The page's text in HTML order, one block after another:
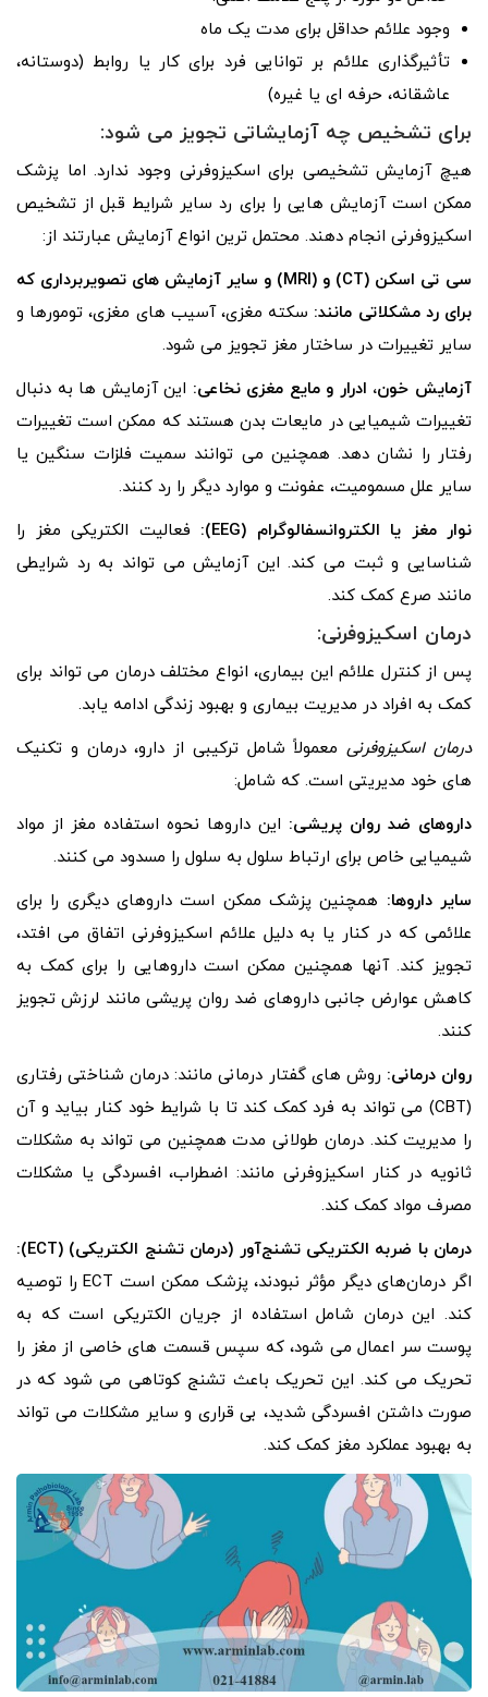
وجود علائم حداقل برای مدت یک ماه
تأثیرگذاری علائم بر توانایی فرد برای کار یا روابط (دوستانه،
عاشقانه، حرفه ای یا غیره)
برای تشخیص چه آزمایشاتی تجویز می شود:
هیچ آزمایش تشخیصی برای اسکیزوفرنی وجود ندارد. اما پزشک
ممکن است آزمایش هایی را برای رد سایر شرایط قبل از تشخیص
اسکیزوفرنی انجام دهند. محتمل ترین انواع آزمایش عبارتند از:
سی تی اسکن (CT) و (MRI) و سایر آزمایش های تصویربرداری که
برای رد مشکلاتی مانند: سکته مغزی، آسیب های مغزی، تومورها و
سایر تغییرات در ساختار مغز تجویز می شود.
آزمایش خون، ادرار و مایع مغزی نخاعی: این آزمایش ها به دنبال
تغییرات شیمیایی در مایعات بدن هستند که ممکن است تغییرات
رفتار را نشان دهد. همچنین می توانند سمیت فلزات سنگین یا
سایر علل مسمومیت، عفونت و موارد دیگر را رد کنند.
نوار مغز یا الکتروانسفالوگرام (EEG):
فعالیت الکتریکی مغز را
شناسایی و ثبت می کند. این آزمایش می تواند به رد شرایطی
مانند صرع کمک کند.
درمان اسکیزوفرنی:
پس از کنترل علائم این بیماری، انواع مختلف درمان می تواند برای
کمک به افراد در مدیریت بیماری و بهبود زندگی ادامه یابد.
درمان اسکیزوفرنیمعمولاً شامل ترکیبی از دارو، درمان و تکنیک
های خود مدیریتی است. که شامل:
داروهای ضد روان پریشی: این داروها نحوه استفاده مغز از مواد
شیمیایی خاص برای ارتباط سلول به سلول را مسدود می کنند.
سایر داروها: همچنین پزشک ممکن است داروهای دیگری را برای
علائمی که در کنار یا به دلیل علائم اسکیزوفرنی اتفاق می افتد،
تجویز کند. آنها همچنین ممکن است داروهایی را برای کمک به
کاهش عوارض جانبی داروهای ضد روان پریشی مانند لرزش تجویز
کنند.
روان درمانی: روش های گفتار درمانی مانند: درمان شناختی رفتاری
(CBT) می تواند به فرد کمک کند تا با شرایط خود کنار بیاید و آن
را مدیریت کند. درمان طولانی مدت همچنین می تواند به مشکلات
ثانویه در کنار اسکیزوفرنی مانند: اضطراب، افسردگی یا مشکلات
مصرف مواد کمک کند.
درمان با ضربه الکتریکی تشنج‌آور (درمان تشنج الکتریکی) (ECT):
اگر درمان‌های دیگر مؤثر نبودند، پزشک ممکن است ECT را توصیه
کند. این درمان شامل استفاده از جریان الکتریکی است که به
پوست سر اعمال می شود، که سپس قسمت های خاصی از مغز را
تحریک می کند. این تحریک باعث تشنج کوتاهی می شود که در
صورت داشتن افسردگی شدید، بی قراری و سایر مشکلات می تواند
به بهبود عملکرد مغز کمک کند.